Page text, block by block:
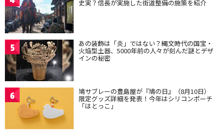
史実？信長が実施した街道整備の施策を紹介
5 あの装飾は「炎」ではない？縄文時代の国宝・
火焔型土器、5000年前の人々が刻んだ謎とデザ
インの秘密
6 鳩サブレーの豊島屋が『鳩の日』（8月10日）
限定グッズ詳細を発表！今年はシリコンポーチ
「はとっこ」